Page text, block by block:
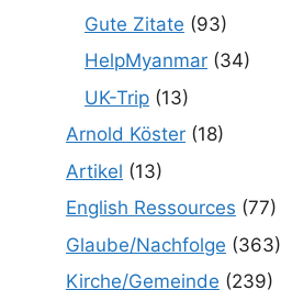
Gute Zitate (93)
HelpMyanmar (34)
UK-Trip (13)
Arnold Köster (18)
Artikel (13)
English Ressources (77)
Glaube/Nachfolge (363)
Kirche/Gemeinde (239)